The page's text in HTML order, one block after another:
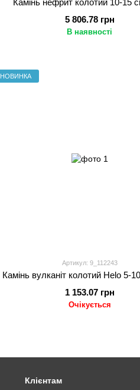
Камінь нефрит колотий 10-15
5 806.78 грн
В наявності
НОВИНКА
Артикул: 9_112243
Камінь вулканіт колотий Helo 5-
1 153.07 грн
Очікується
Клієнтам